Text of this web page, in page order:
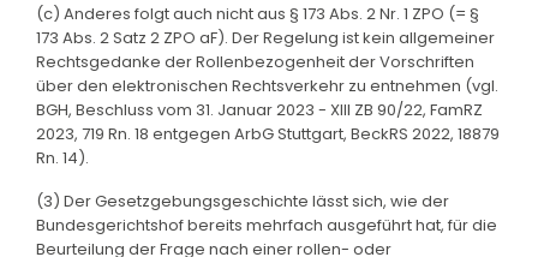
(c) Anderes folgt auch nicht aus § 173 Abs. 2 Nr. 1 ZPO (= §
173 Abs. 2 Satz 2 ZPO aF). Der Regelung ist kein allgemeiner
Rechtsgedanke der Rollenbezogenheit der Vorschriften
über den elektronischen Rechtsverkehr zu entnehmen (vgl.
BGH, Beschluss vom 31. Januar 2023 - XIII ZB 90/22, FamRZ
2023, 719 Rn. 18 entgegen ArbG Stuttgart, BeckRS 2022, 18879
Rn. 14).
(3) Der Gesetzgebungsgeschichte lässt sich, wie der
Bundesgerichtshof bereits mehrfach ausgeführt hat, für die
Beurteilung der Frage nach einer rollen- oder